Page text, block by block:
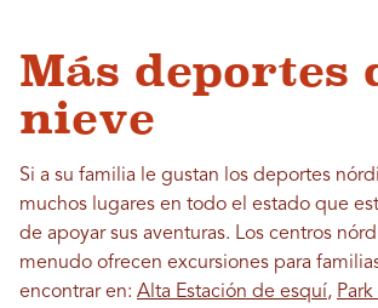
Más deportes
nieve
Si a su familia le gustan los deportes
muchos lugares en todo el estado que
de apoyar sus aventuras. Los centros
menudo ofrecen excursiones para
encontrar en: Alta Estación de esquí,